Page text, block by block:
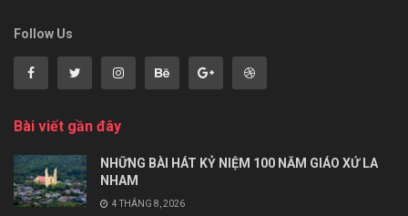
Follow Us
Bài viết gần đây
NHỮNG BÀI HÁT KỶ NIỆM 100 NĂM GIÁO XỨ LA
NHAM
4 THÁNG 8, 2026